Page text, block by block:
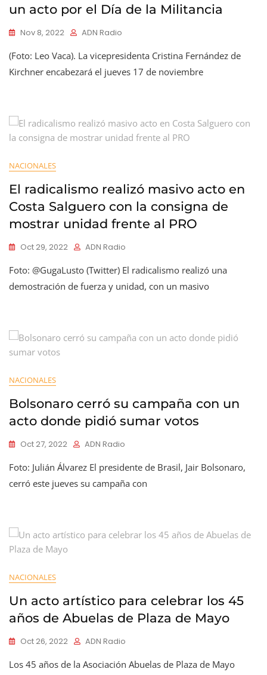
un acto por el Día de la Militancia
Nov 8, 2022 ADN Radio
(Foto: Leo Vaca). La vicepresidenta Cristina Fernández de
Kirchner encabezará el jueves 17 de noviembre
NACIONALES
El radicalismo realizó masivo acto en
Costa Salguero con la consigna de
mostrar unidad frente al PRO
Oct 29, 2022 ADN Radio
Foto: @GugaLusto (Twitter) El radicalismo realizó una
demostración de fuerza y unidad, con un masivo
NACIONALES
Bolsonaro cerró su campaña con un
acto donde pidió sumar votos
Oct 27, 2022 ADN Radio
Foto: Julián Álvarez El presidente de Brasil, Jair Bolsonaro,
cerró este jueves su campaña con
NACIONALES
Un acto artístico para celebrar los 45
años de Abuelas de Plaza de Mayo
Oct 26, 2022 ADN Radio
Los 45 años de la Asociación Abuelas de Plaza de Mayo